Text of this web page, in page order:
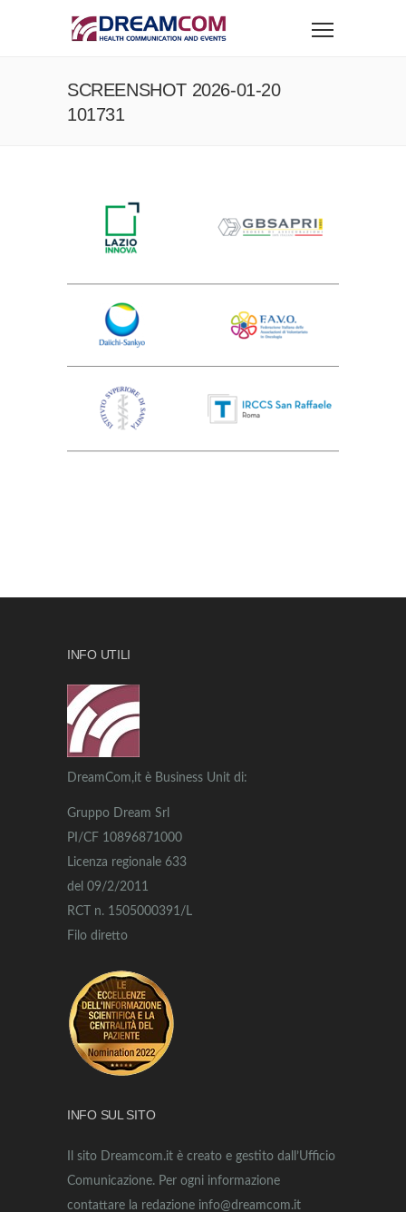
SCREENSHOT 2026-01-20
101731
INFO UTILI
DreamCom,it è Business Unit di:
Gruppo Dream Srl
PI/CF 10896871000
Licenza regionale 633
del 09/2/2011
RCT n. 1505000391/L
Filo diretto
INFO SUL SITO
Il sito Dreamcom.it è creato e gestito dall’Ufficio
Comunicazione. Per ogni informazione
contattare la redazione info@dreamcom.it